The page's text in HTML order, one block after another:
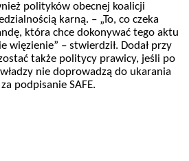
polityków obecnej koalicji
karną. – „To, co czeka
która chce dokonywać tego aktu
więzienie” – stwierdził. Dodał przy
także politycy prawicy, jeśli po
nie doprowadzą do ukarania
podpisanie SAFE.